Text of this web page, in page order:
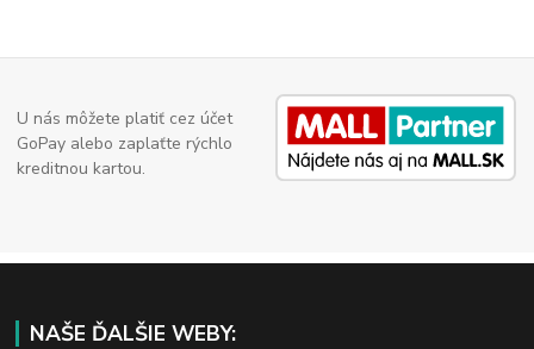
U nás môžete platiť cez účet
GoPay alebo zaplaťte rýchlo
kreditnou kartou.
NAŠE ĎALŠIE WEBY: